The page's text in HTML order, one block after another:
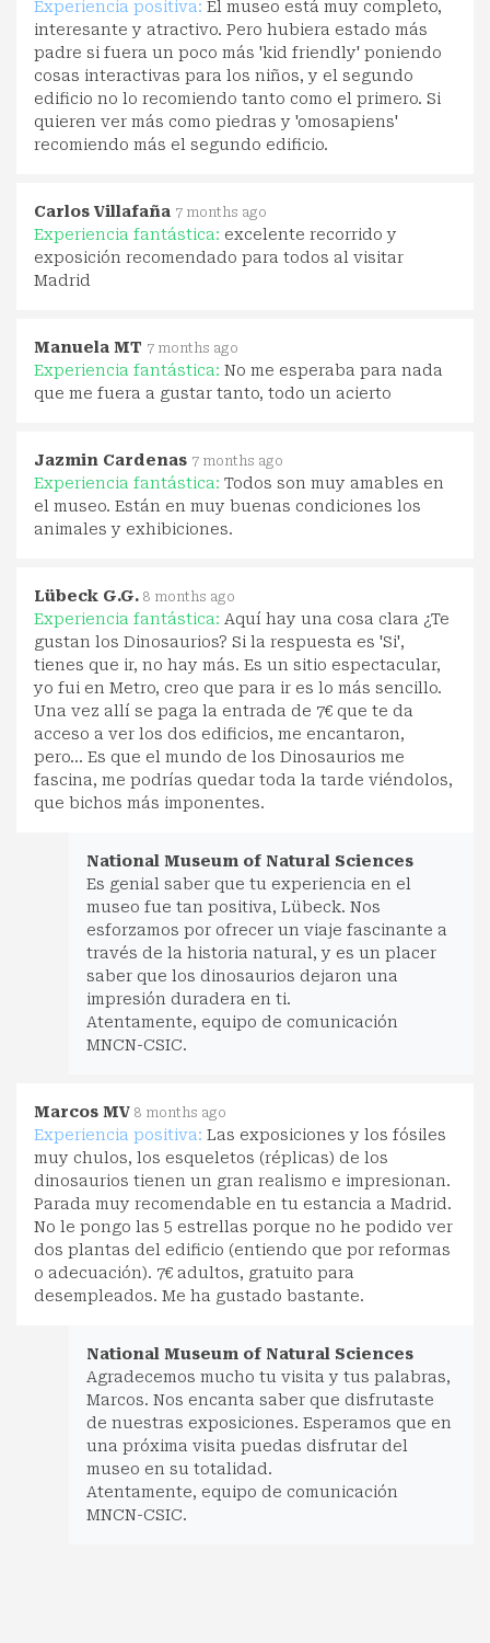
Experiencia positiva: El museo está muy completo,
interesante y atractivo. Pero hubiera estado más
padre si fuera un poco más 'kid friendly' poniendo
cosas interactivas para los niños, y el segundo
edificio no lo recomiendo tanto como el primero. Si
quieren ver más como piedras y 'omosapiens'
recomiendo más el segundo edificio.
Carlos Villafaña 7 months ago
Experiencia fantástica: excelente recorrido y
exposición recomendado para todos al visitar
Madrid
Manuela MT 7 months ago
Experiencia fantástica: No me esperaba para nada
que me fuera a gustar tanto, todo un acierto
Jazmin Cardenas 7 months ago
Experiencia fantástica: Todos son muy amables en
el museo. Están en muy buenas condiciones los
animales y exhibiciones.
Lübeck G.G. 8 months ago
Experiencia fantástica: Aquí hay una cosa clara ¿Te
gustan los Dinosaurios? Si la respuesta es 'Si',
tienes que ir, no hay más. Es un sitio espectacular,
yo fui en Metro, creo que para ir es lo más sencillo.
Una vez allí se paga la entrada de 7€ que te da
acceso a ver los dos edificios, me encantaron,
pero... Es que el mundo de los Dinosaurios me
fascina, me podrías quedar toda la tarde viéndolos,
que bichos más imponentes.
National Museum of Natural Sciences
Es genial saber que tu experiencia en el
museo fue tan positiva, Lübeck. Nos
esforzamos por ofrecer un viaje fascinante a
través de la historia natural, y es un placer
saber que los dinosaurios dejaron una
impresión duradera en ti.
Atentamente, equipo de comunicación
MNCN-CSIC.
Marcos MV 8 months ago
Experiencia positiva: Las exposiciones y los fósiles
muy chulos, los esqueletos (réplicas) de los
dinosaurios tienen un gran realismo e impresionan.
Parada muy recomendable en tu estancia a Madrid.
No le pongo las 5 estrellas porque no he podido ver
dos plantas del edificio (entiendo que por reformas
o adecuación). 7€ adultos, gratuito para
desempleados. Me ha gustado bastante.
National Museum of Natural Sciences
Agradecemos mucho tu visita y tus palabras,
Marcos. Nos encanta saber que disfrutaste
de nuestras exposiciones. Esperamos que en
una próxima visita puedas disfrutar del
museo en su totalidad.
Atentamente, equipo de comunicación
MNCN-CSIC.